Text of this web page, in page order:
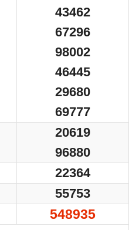
43462
67296
98002
46445
29680
69777
20619
96880
22364
55753
548935